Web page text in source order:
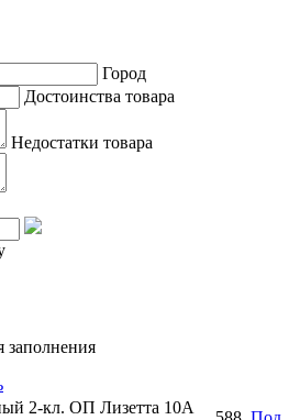
Город
Достоинства товара
Недостатки товара
заполнения
2-кл. ОП Лизетта 10А